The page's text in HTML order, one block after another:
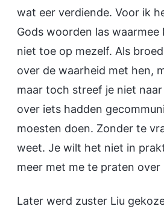
wat eer verdiende. Voor ik
Gods woorden las
niet toe op mezelf. Als
over de waarheid met hen,
maar toch streef je niet
over iets hadden
moesten doen. Zonder te
weet. Je wilt het niet in
meer met me te praten over
Later werd zuster Liu